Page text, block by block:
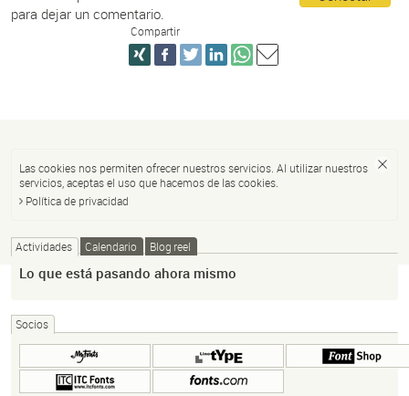
para dejar un comentario.
Compartir
Las cookies nos permiten ofrecer nuestros servicios. Al utilizar nuestros
servicios, aceptas el uso que hacemos de las cookies.
Política de privacidad
Actividades Calendario Blog reel
Lo que está pasando ahora mismo
Socios